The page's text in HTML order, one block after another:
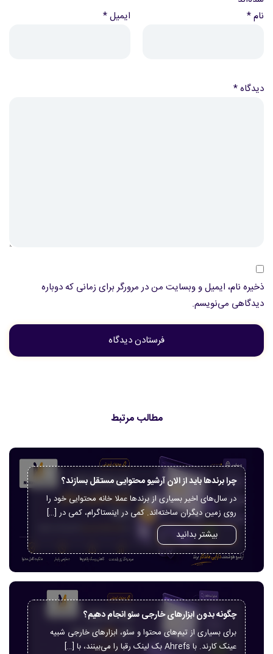
دیدگاه*
نام* ایمیل*
ذخیره نام، ایمیل و وبسایت من در مرورگر برای زمانی که دوباره
دیدگاهی می‌نویسم.
مطالب مرتبط
چرا برندها باید از الان آرشیو محتوایی مستقل بسازند؟
در سال‌های اخیر بسیاری از برندها عملا خانه محتوایی خود را
روی زمین دیگران ساخته‌اند. کمی در اینستاگرام، کمی در […]
بیشتر بدانید
چگونه بدون ابزارهای خارجی سئو انجام دهیم؟
برای بسیاری از تیم‌های محتوا و سئو، ابزارهای خارجی شبیه
عینک کارند. با Ahrefs بک لینک رقبا را می‌بینند، با […]